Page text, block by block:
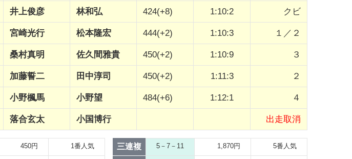
井上俊彦 林和弘 424(+8) 1:10:2 クビ
宮崎光行 松本隆宏 444(+2) 1:10:3 １／２
桑村真明 佐久間雅貴 450(+2) 1:10:9 ３
加藤誓二 田中淳司 450(+2) 1:11:3 ２
小野楓馬 小野望 484(+6) 1:12:1 ４
落合玄太 小国博行 出走取消
450円 1番人気 三連複 5－7－11 1,870円 5番人気